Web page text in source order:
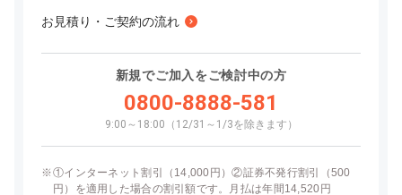
お見積り・ご契約の流れ
新規でご加入をご検討中の方
0800-8888-581
9:00～18:00（12/31～1/3を除きます）
※①インターネット割引（14,000円）②証券不発行割引（500
円）を適用した場合の割引額です。月払は年間14,520円